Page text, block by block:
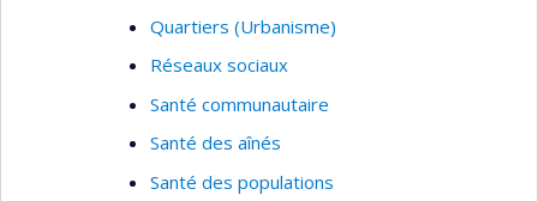
Quartiers (Urbanisme)
Réseaux sociaux
Santé communautaire
Santé des aînés
Santé des populations